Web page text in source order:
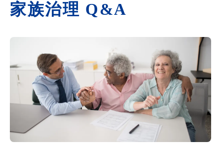
家族治理 Q&A